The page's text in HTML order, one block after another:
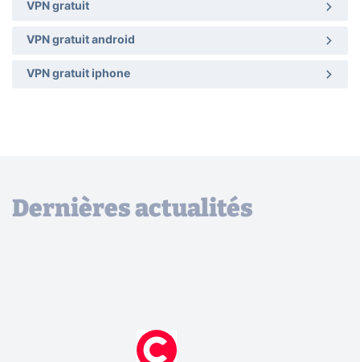
VPN gratuit
VPN gratuit android
VPN gratuit iphone
Dernières actualités